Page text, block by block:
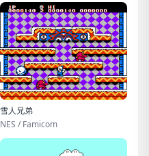
雪人兄弟
NES / Famicom